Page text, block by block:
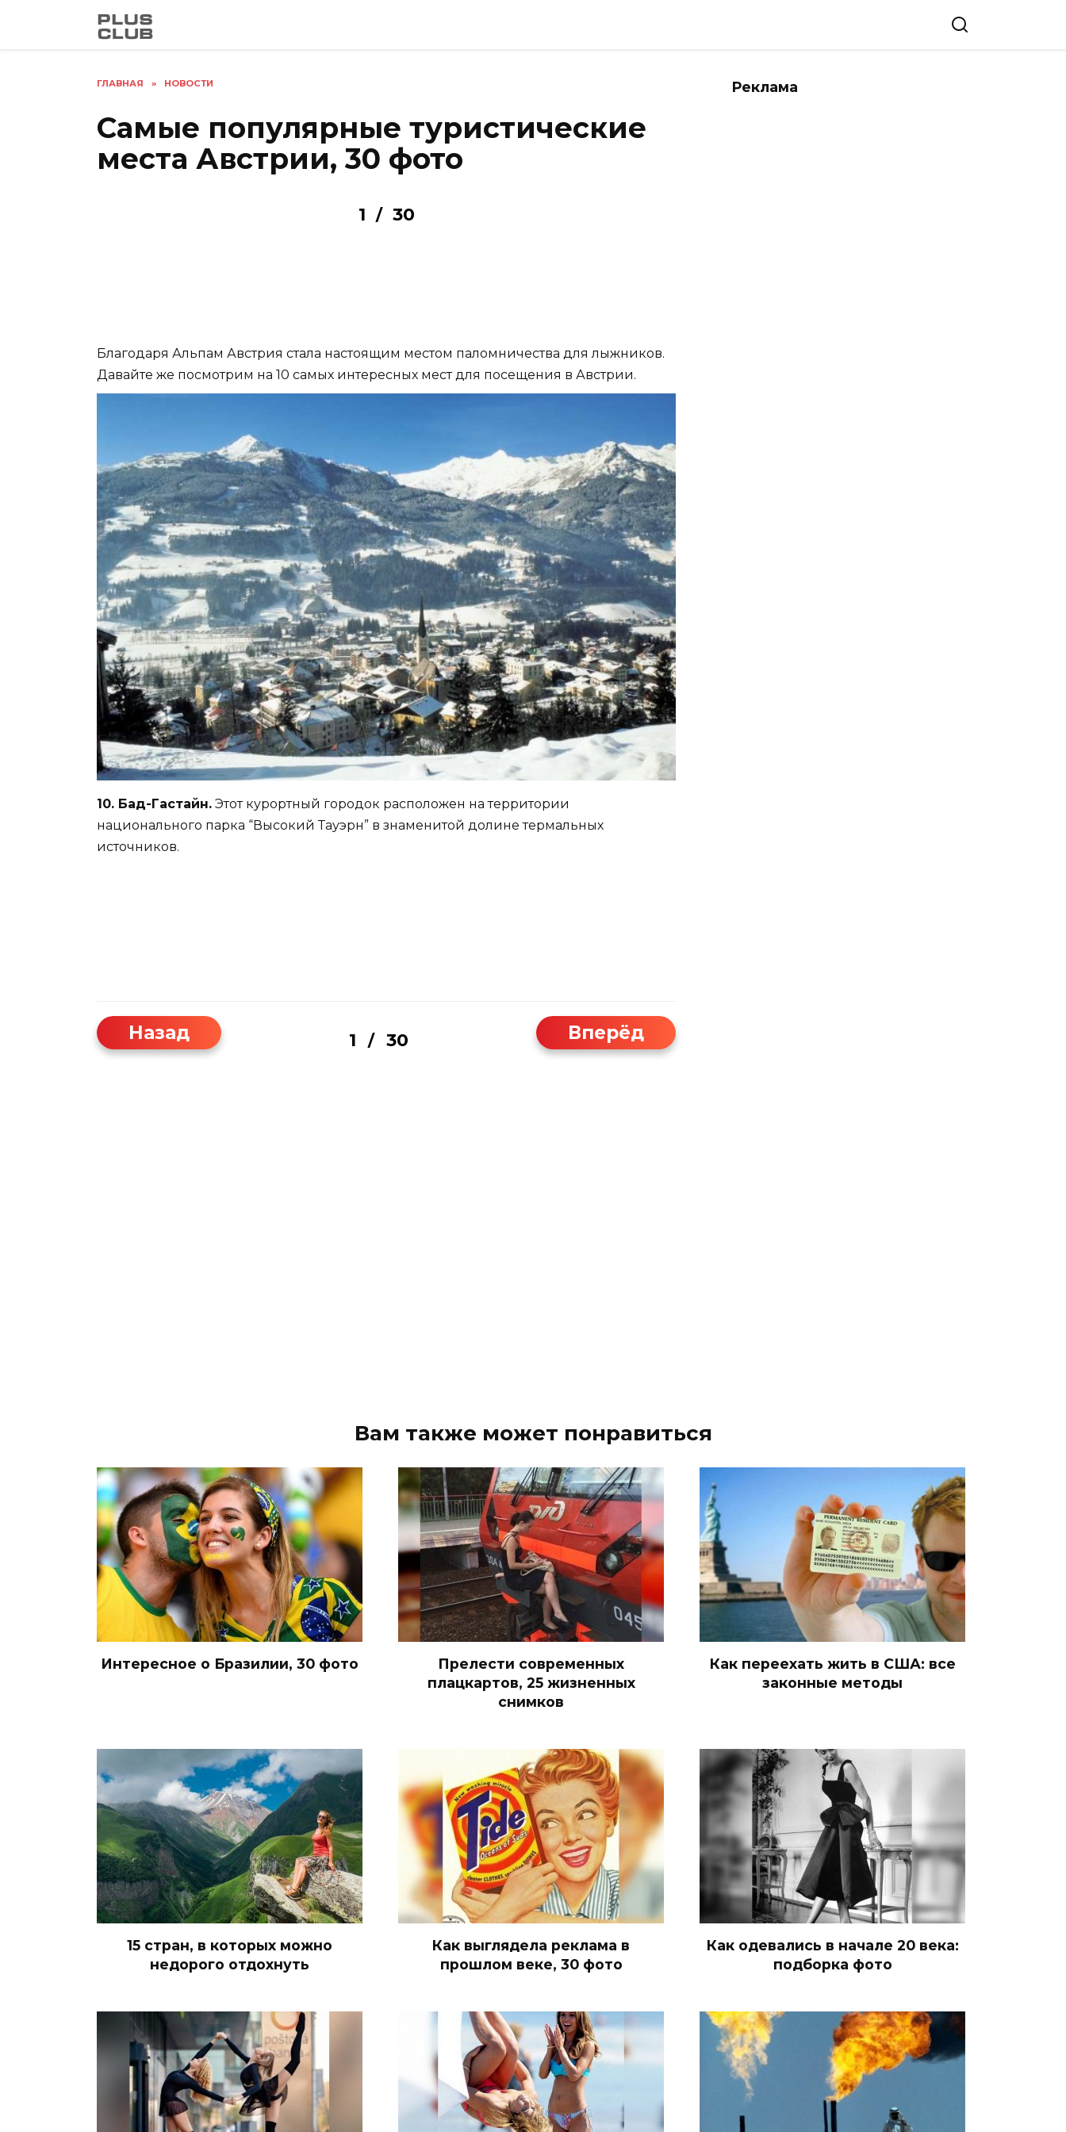
ГЛАВНАЯ » НОВОСТИ
Самые популярные туристические
места Австрии, 30 фото
1 / 30
Благодаря Альпам Австрия стала настоящим местом паломничества для лыжников.
Давайте же посмотрим на 10 самых интересных мест для посещения в Австрии.
10. Бад-Гастайн. Этот курортный городок расположен на территории
национального парка “Высокий Тауэрн” в знаменитой долине термальных
источников.
Вперёд
Назад 1 / 30
Реклама
Вам также может понравиться
Интересное о Бразилии, 30 фото
Прелести современных
плацкартов, 25 жизненных
снимков
Как переехать жить в США: все
законные методы
15 стран, в которых можно
недорого отдохнуть
Как выглядела реклама в
прошлом веке, 30 фото
Как одевались в начале 20 века:
подборка фото